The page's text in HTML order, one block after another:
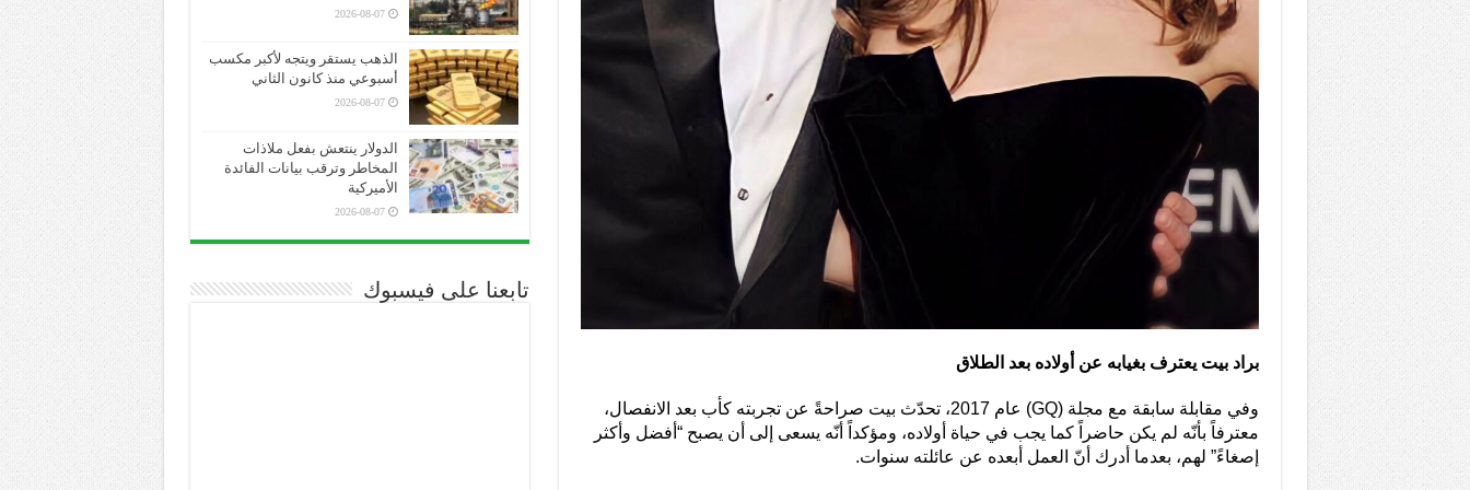
براد بيت يعترف بغيابه عن أولاده بعد الطلاق
وفي مقابلة سابقة مع مجلة (GQ) عام 2017، تحدّث بيت صراحةً عن تجربته كأب بعد الانفصال،
معترفاً بأنّه لم يكن حاضراً كما يجب في حياة أولاده، ومؤكداً أنّه يسعى إلى أن يصبح “أفضل وأكثر
إصغاءً” لهم، بعدما أدرك أنّ العمل أبعده عن عائلته سنوات.
2026-08-07
الذهب يستقر ويتجه لأكبر مكسب
أسبوعي منذ كانون الثاني
2026-08-07
الدولار ينتعش بفعل ملاذات
المخاطر وترقب بيانات الفائدة
الأميركية
2026-08-07
تابعنا على فيسبوك